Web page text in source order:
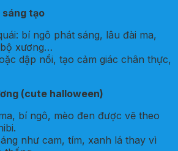
sáng tạo
bí ngô phát sáng, lâu đài ma,
xương…
dập nổi, tạo cảm giác chân thực,
(cute halloween)
bí ngô, mèo đen được vẽ theo
như cam, tím, xanh lá thay vì